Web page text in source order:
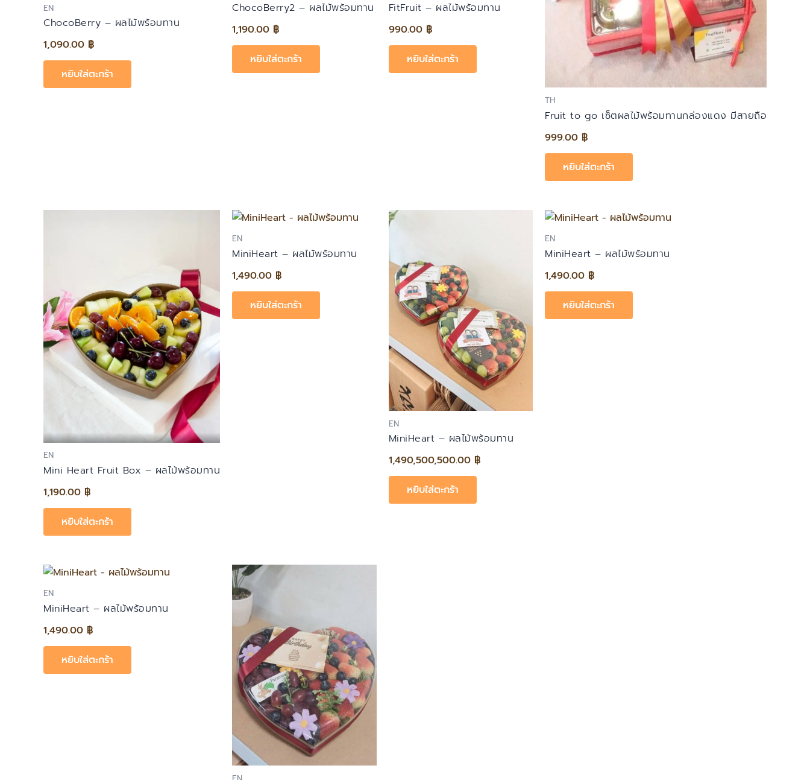
EN
ChocoBerry – ผลไม้พร้อมทาน
1,090.00 ฿
หยิบใส่ตะกร้า
ChocoBerry2 – ผลไม้พร้อมทาน
1,190.00 ฿
หยิบใส่ตะกร้า
FitFruit – ผลไม้พร้อมทาน
990.00 ฿
หยิบใส่ตะกร้า
TH
Fruit to go เซ็ตผลไม้พร้อมทานกล่องแดง มีสายถือ
999.00 ฿
หยิบใส่ตะกร้า
EN
Mini Heart Fruit Box – ผลไม้พร้อมทาน
1,190.00 ฿
หยิบใส่ตะกร้า
EN
MiniHeart – ผลไม้พร้อมทาน
1,490.00 ฿
หยิบใส่ตะกร้า
EN
MiniHeart – ผลไม้พร้อมทาน
1,490,500,500.00 ฿
หยิบใส่ตะกร้า
EN
MiniHeart – ผลไม้พร้อมทาน
1,490.00 ฿
หยิบใส่ตะกร้า
EN
MiniHeart – ผลไม้พร้อมทาน
1,490.00 ฿
หยิบใส่ตะกร้า